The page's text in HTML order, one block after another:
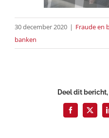
30 december 2020 | Fraude en
banken
Deel dit
Facebook
X